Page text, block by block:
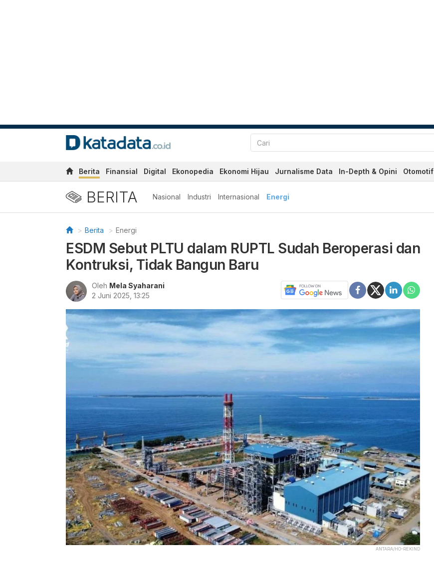
Berita Finansial Digital Ekonopedia Ekonomi Hijau Jurnalisme Data In-Depth & Opini Otomotif
BERITA Nasional Industri Internasional Energi
Berita Energi
ESDM Sebut PLTU dalam RUPTL Sudah Beroperasi dan
Kontruksi, Tidak Bangun Baru
Oleh Mela Syaharani
2 Juni 2025, 13:25
ANTARA/HO-REKIND